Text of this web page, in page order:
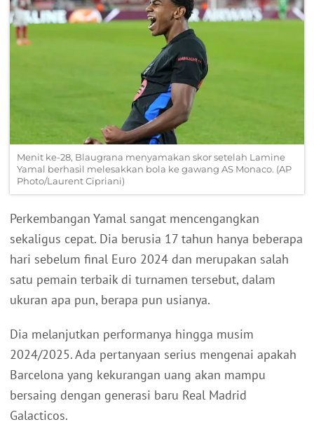
Menit ke-28, Blaugrana menyamakan skor setelah Lamine
Yamal berhasil melesakkan bola ke gawang AS Monaco. (AP
Photo/Laurent Cipriani)
Perkembangan Yamal sangat mencengangkan
sekaligus cepat. Dia berusia 17 tahun hanya beberapa
hari sebelum final Euro 2024 dan merupakan salah
satu pemain terbaik di turnamen tersebut, dalam
ukuran apa pun, berapa pun usianya.
Dia melanjutkan performanya hingga musim
2024/2025. Ada pertanyaan serius mengenai apakah
Barcelona yang kekurangan uang akan mampu
bersaing dengan generasi baru Real Madrid
Galacticos.